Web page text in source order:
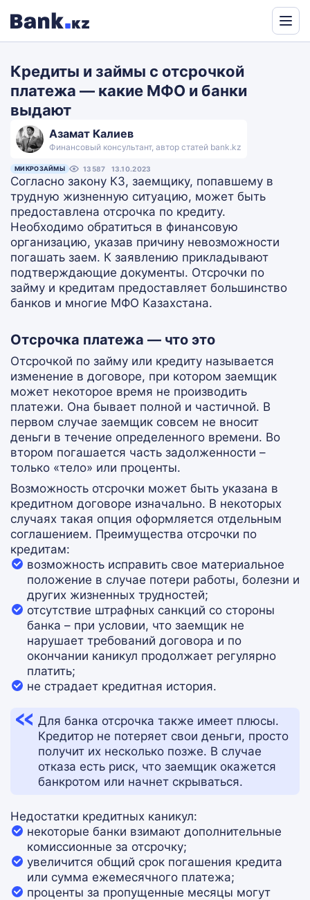
Translate
Кредиты и займы с отсрочкой
платежа — какие МФО и банки
выдают
Азамат Калиев
Финансовый консультант, автор статей bank.kz
МИКРОЗАЙМЫ 13587 13.10.2023
Согласно закону КЗ, заемщику, попавшему в
трудную жизненную ситуацию, может быть
предоставлена отсрочка по кредиту.
Необходимо обратиться в финансовую
организацию, указав причину невозможности
погашать заем. К заявлению прикладывают
подтверждающие документы. Отсрочки по
займу и кредитам предоставляет большинство
банков и многие МФО Казахстана.
Отсрочка платежа — что это
Отсрочкой по займу или кредиту называется
изменение в договоре, при котором заемщик
может некоторое время не производить
платежи. Она бывает полной и частичной. В
первом случае заемщик совсем не вносит
деньги в течение определенного времени. Во
втором погашается часть задолженности –
только «тело» или проценты.
Возможность отсрочки может быть указана в
кредитном договоре изначально. В некоторых
случаях такая опция оформляется отдельным
соглашением. Преимущества отсрочки по
кредитам:
возможность исправить свое материальное
положение в случае потери работы, болезни и
других жизненных трудностей;
отсутствие штрафных санкций со стороны
банка – при условии, что заемщик не
нарушает требований договора и по
окончании каникул продолжает регулярно
платить;
не страдает кредитная история.
Для банка отсрочка также имеет плюсы.
Кредитор не потеряет свои деньги, просто
получит их несколько позже. В случае
отказа есть риск, что заемщик окажется
банкротом или начнет скрываться.
Недостатки кредитных каникул:
некоторые банки взимают дополнительные
комиссионные за отсрочку;
увеличится общий срок погашения кредита
или сумма ежемесячного платежа;
проценты за пропущенные месяцы могут